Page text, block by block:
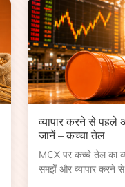
व्यापार करने से पहले
जानें – कच्चा तेल
MCX पर कच्चे तेल का
समझें और व्यापार करने